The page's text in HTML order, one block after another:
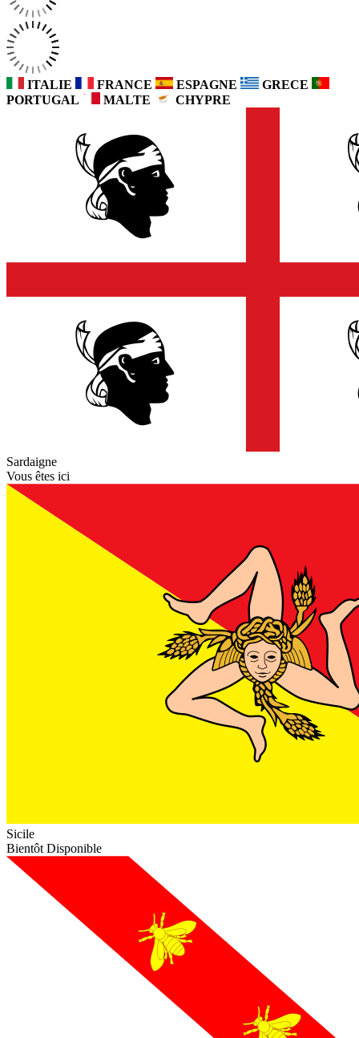
ITALIE FRANCE ESPAGNE
GRECE
PORTUGAL
MALTE CHYPRE
Sardaigne
Vous êtes ici
Sicile
Bientôt Disponible